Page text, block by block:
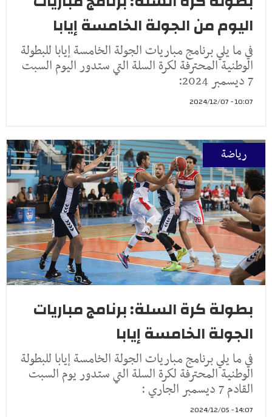
اليوم من الجولة الخامسة إيابا
في ما يلي برنامج مباريات الجولة الخامسة إيابا للبطولة
الوطنية المحترفة لكرة السلة التي ستدور اليوم السبت
7 ديسمبر 2024:
10:07 - 2024/12/07
رياضة
بطولة كرة السلة: برنامج مباريات
الجولة الخامسة إيابا
في ما يلي برنامج مباريات الجولة الخامسة إيابا للبطولة
الوطنية المحترفة لكرة السلة التي ستدور يوم السبت
القادم 7 ديسمبر الجاري :
14:07 - 2024/12/05